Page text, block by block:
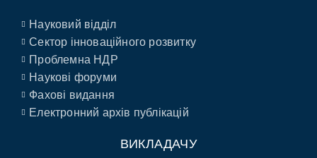
Науковий відділ
Сектор інноваційного розвитку
Проблемна НДР
Наукові форуми
Фахові видання
Електронний архів публікацій
ВИКЛАДАЧУ